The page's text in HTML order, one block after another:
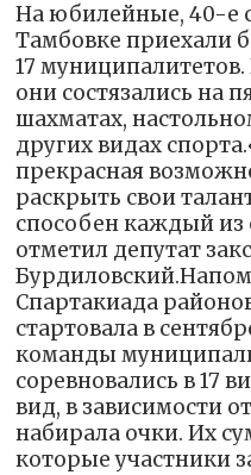
На юбилейные, 40-е
Тамбовке приехали
17
они состязались на
шахматах,
других видах
прекрасная
раскрыть свои
способен каждый
отметил депутат
Спартакиада
стартовала в
команды
соревновались в 17
вид, в зависимости
набирала очки. Их
которые участники